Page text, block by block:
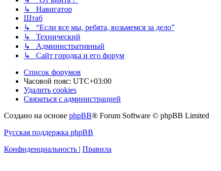
↳ Навигатор
Штаб
↳ “Если все мы, ребята, возьмемся за дело”
↳ Технический
↳ Административный
↳ Сайт городка и его форум
Список форумов
Часовой пояс: UTC+03:00
Удалить cookies
Связаться с администрацией
Создано на основе phpBB® Forum Software © phpBB Limited
Русская поддержка phpBB
Конфиденциальность
Правила